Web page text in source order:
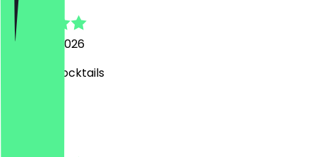
3. August 2026
Leckere Cocktails